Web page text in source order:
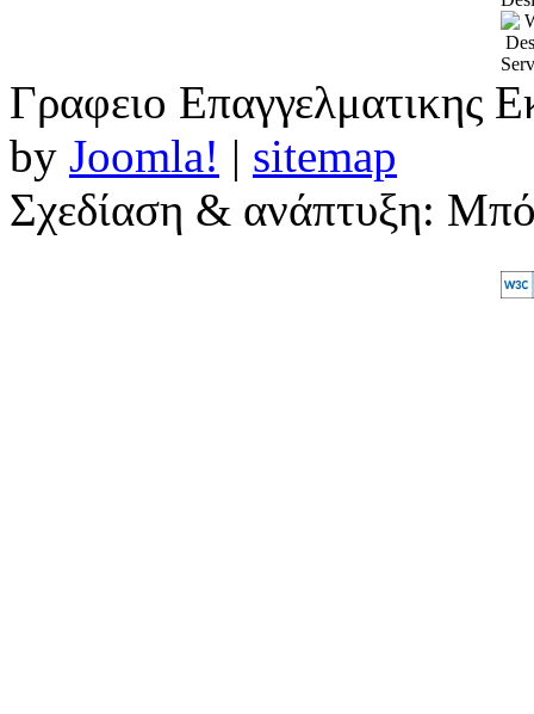
Γραφειο Επαγγελματικης
by Joomla! | sitemap
Σχεδίαση & ανάπτυξη: